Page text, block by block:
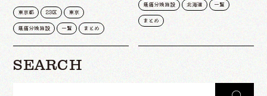
東京都 23区 東京
無痛分娩施設 一覧 まとめ
無痛分娩施設 北海道 一覧
まとめ
SEARCH